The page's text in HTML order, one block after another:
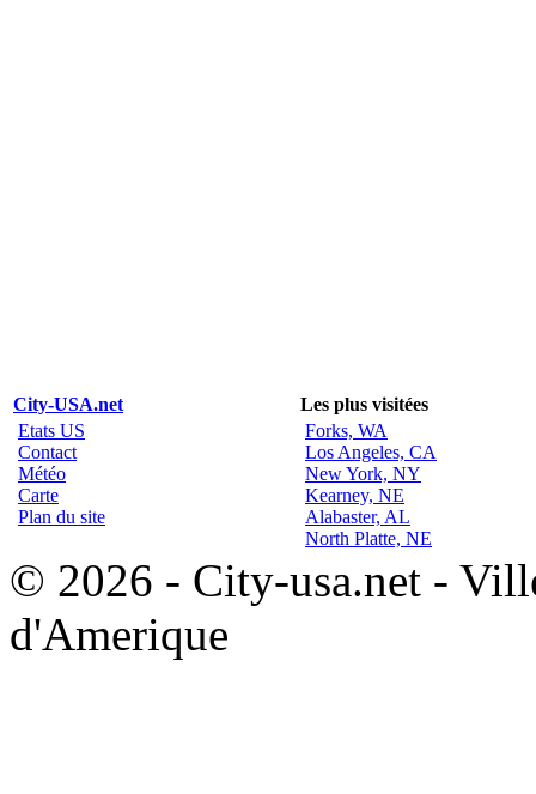
City-USA.net
Les plus visitées
Etats US
Contact
Météo
Carte
Plan du site
Forks, WA
Los Angeles, CA
New York, NY
Kearney, NE
Alabaster, AL
North Platte, NE
© 2026 - City-usa.net -
d'Amerique